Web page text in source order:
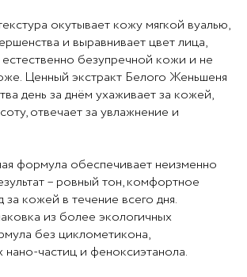
окутывает кожу мягкой вуалью,
и выравнивает цвет лица,
безупречной кожи и не
Ценный экстракт Белого Женьшеня
день за днём ухаживает за кожей,
отвечает за увлажнение и
формула обеспечивает неизменно
– ровный тон, комфортное
кожей в течение всего дня.
из более экологичных
без циклометикона,
нано-частиц и феноксиэтанола.